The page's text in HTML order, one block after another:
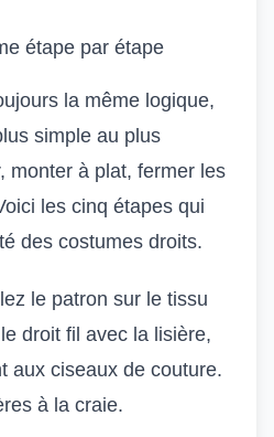
étape par étape
la même logique,
simple au plus
monter à plat, fermer les
les cinq étapes qui
des costumes droits.
le patron sur le tissu
droit fil avec la lisière,
aux ciseaux de couture.
à la craie.